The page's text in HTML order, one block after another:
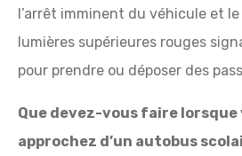
l’arrêt imminent du véhicule et
lumières supérieures rouges
pour prendre ou déposer des
Que devez-vous faire lorsque
approchez d’un autobus